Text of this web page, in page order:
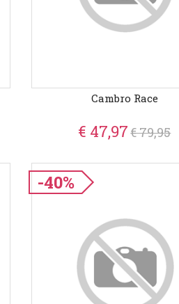
Cambro Race
€ 47,97€ 79,95
-40%